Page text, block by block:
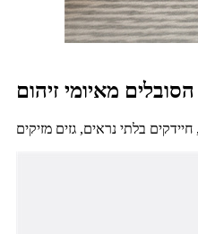
מאיומי זיהום
בלתי נראים, גזים מזיקים